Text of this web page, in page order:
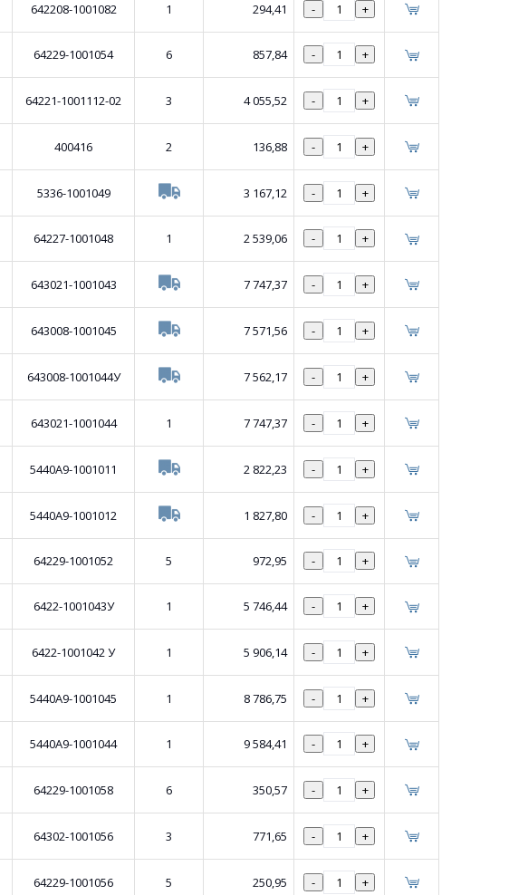
642208-1001082 1 294,41 - +
64229-1001054 6 857,84 - +
64221-1001112-02 3 4 055,52 - +
400416 2 136,88 - +
5336-1001049 3 167,12 - +
64227-1001048 1 2 539,06 - +
643021-1001043 7 747,37 - +
643008-1001045 7 571,56 - +
643008-1001044У 7 562,17 - +
643021-1001044 1 7 747,37 - +
5440А9-1001011 2 822,23 - +
5440А9-1001012 1 827,80 - +
64229-1001052 5 972,95 - +
6422-1001043У 1 5 746,44 - +
6422-1001042 У 1 5 906,14 - +
5440А9-1001045 1 8 786,75 - +
5440А9-1001044 1 9 584,41 - +
64229-1001058 6 350,57 - +
64302-1001056 3 771,65 - +
64229-1001056 5 250,95 - +